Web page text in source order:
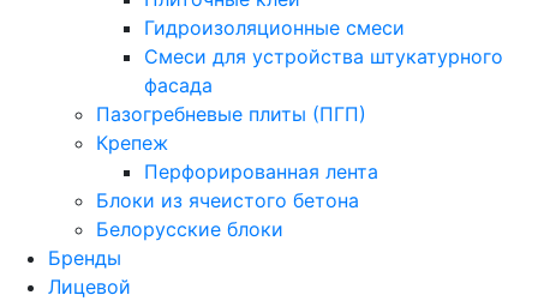
Гидроизоляционные смеси
Смеси для устройства штукатурного
фасада
Пазогребневые плиты (ПГП)
Крепеж
Перфорированная лента
Блоки из ячеистого бетона
Белорусские блоки
Бренды
Лицевой